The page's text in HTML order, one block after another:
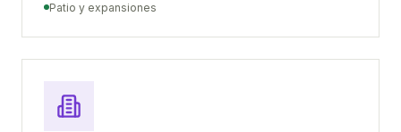
Patio y expansiones